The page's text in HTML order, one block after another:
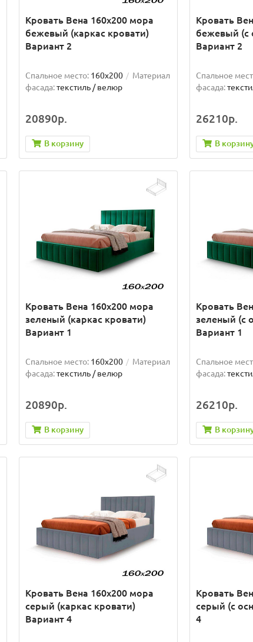
Кровать Вена 160х200 мора
бежевый (каркас кровати)
Вариант 2
Спальное место: 160x200
Материал
фасада:текстиль / велюр
20890р.
В корзину
Кровать
бежевый (с
Вариант 2
Спальное
фасада:
26210р.
В
Кровать Вена 160х200 мора
зеленый (каркас кровати)
Вариант 1
Спальное место: 160x200
Материал
фасада:текстиль / велюр
20890р.
В корзину
Кровать
зеленый (с
Вариант 1
Спальное
фасада:
26210р.
В
Кровать Вена 160х200 мора
серый (каркас кровати)
Вариант 4
Кровать
серый (с
4